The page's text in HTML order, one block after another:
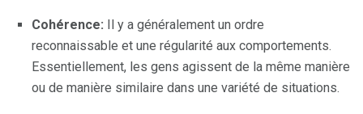
Cohérence: Il y a généralement un ordre
reconnaissable et une régularité aux comportements.
Essentiellement, les gens agissent de la même manière
ou de manière similaire dans une variété de situations.